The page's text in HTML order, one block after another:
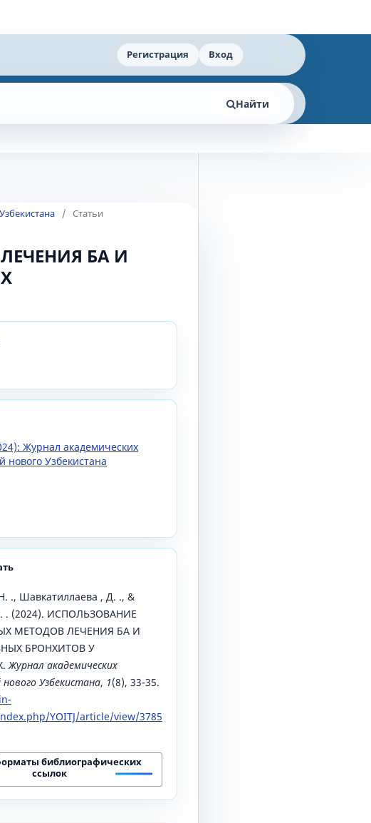
Регистрация Вход
Найти
/ Статьи
БА И
Журнал академических
нового Узбекистана
., Шавкатиллаева , Д. ., &
. (2024). ИСПОЛЬЗОВАНИЕ
МЕТОДОВ ЛЕЧЕНИЯ БА И
БРОНХИТОВ У
Журнал академических
нового Узбекистана, 1(8), 33-35.
YOITJ/article/view/3785
библиографических
ссылок